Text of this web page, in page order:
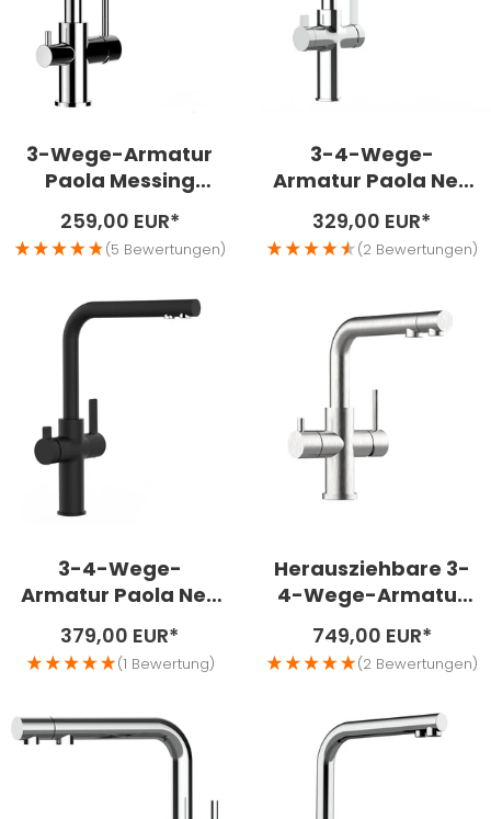
3-Wege-Armatur
Paola Messing
verchromt
Angebotspreis
259,00 EUR*
(5 Bewertungen)
3-4-Wege-
Armatur Paola Neo
Messing verchromt
Angebotspreis
329,00 EUR*
(2 Bewertungen)
3-4-Wege-
Armatur Paola Neo
Black
Angebotspreis
379,00 EUR*
(1 Bewertung)
Herausziehbare 3-
4-Wege-Armatur
Calabro Edelstahl
matt
Angebotspreis
749,00 EUR*
(2 Bewertungen)